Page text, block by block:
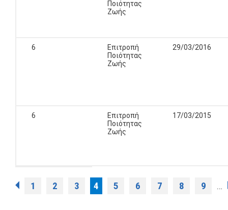
Ποιότητας
Ζωής
6
Επιτροπή
Ποιότητας
Ζωής
29/03/2016
6
Επιτροπή
Ποιότητας
Ζωής
17/03/2015
Σελίδες
1 2 3 4 5 6 7 8 9 …